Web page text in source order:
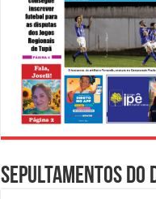
Sepultamentos do